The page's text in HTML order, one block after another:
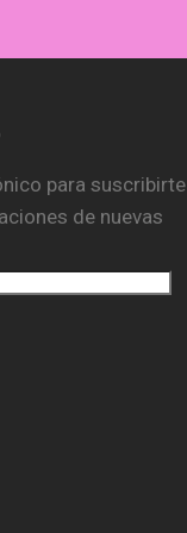
para suscribirte
de nuevas